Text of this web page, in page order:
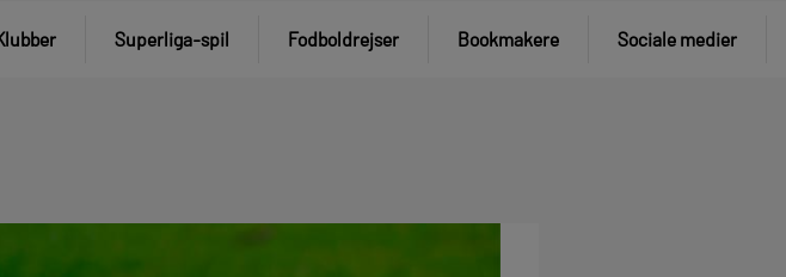
Superliga-spil Fodboldrejser Bookmakere Sociale medier